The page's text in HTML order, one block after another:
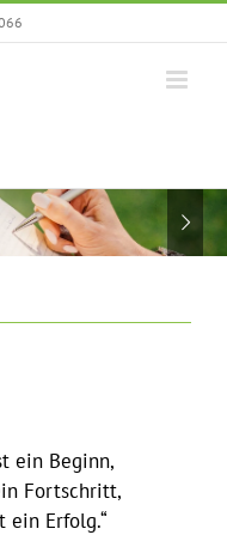
ein Beginn,
Fortschritt,
ein Erfolg.“